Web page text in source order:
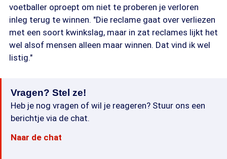
voetballer oproept om niet te proberen je verloren
inleg terug te winnen. "Die reclame gaat over verliezen
met een soort kwinkslag, maar in zat reclames lijkt het
wel alsof mensen alleen maar winnen. Dat vind ik wel
listig."
Vragen? Stel ze!
Heb je nog vragen of wil je reageren? Stuur ons een
berichtje via de chat.
Naar de chat